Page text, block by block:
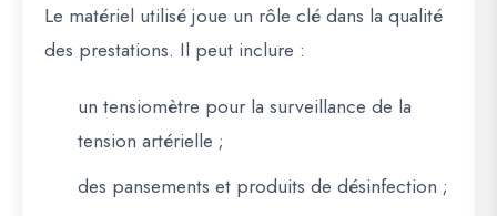
Le matériel utilisé joue un rôle clé dans la qualité
des prestations. Il peut inclure :
un tensiomètre pour la surveillance de la
tension artérielle ;
des pansements et produits de désinfection ;